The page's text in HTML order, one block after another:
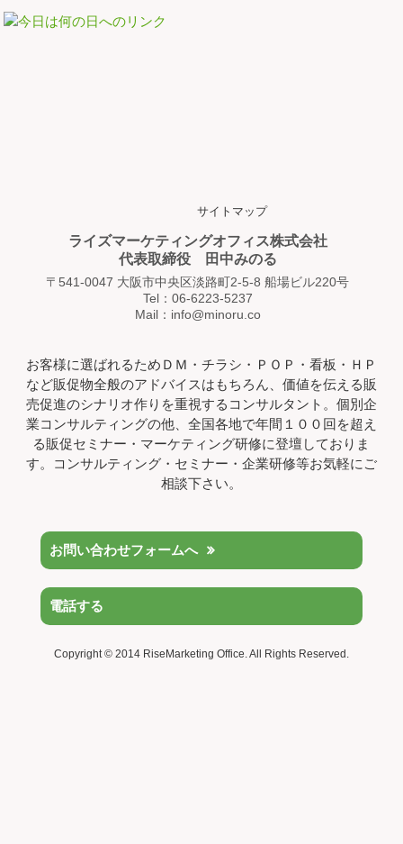
サイトマップ
ライズマーケティングオフィス株式会社
代表取締役 田中みのる
〒541-0047 大阪市中央区淡路町2-5-8 船場ビル220号
Tel：06-6223-5237
Mail：info@minoru.co
お客様に選ばれるためＤＭ・チラシ・ＰＯＰ・看板・ＨＰ
など販促物全般のアドバイスはもちろん、価値を伝える販
売促進のシナリオ作りを重視するコンサルタント。個別企
業コンサルティングの他、全国各地で年間１００回を超え
る販促セミナー・マーケティング研修に登壇しておりま
す。コンサルティング・セミナー・企業研修等お気軽にご
相談下さい。
お問い合わせフォームへ
電話する
Copyright © 2014 RiseMarketing Office. All Rights Reserved.